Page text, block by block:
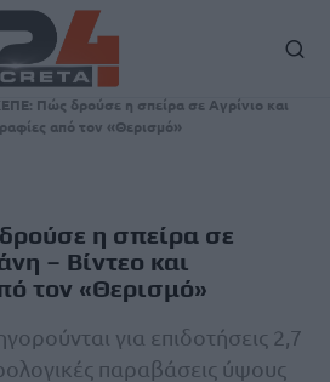
Πώς δρούσε η σπείρα σε Αγρίνιο και
από τον «Θερισμό»
η σπείρα σε
– Βίντεο και
τον «Θερισμό»
για επιδοτήσεις 2,7
παραβάσεις ύψους